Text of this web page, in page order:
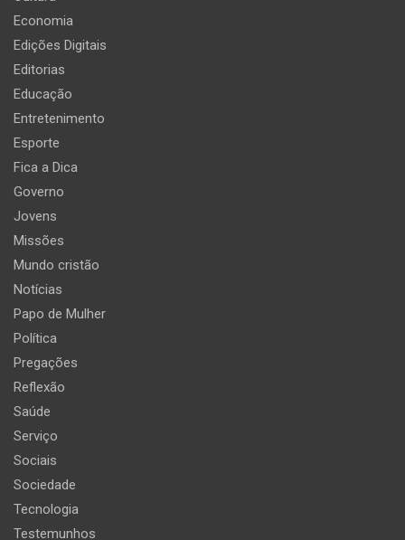
Economia
Edições Digitais
Editorias
Educação
Entretenimento
Esporte
Fica a Dica
Governo
Jovens
Missões
Mundo cristão
Notícias
Papo de Mulher
Política
Pregações
Reflexão
Saúde
Serviço
Sociais
Sociedade
Tecnologia
Testemunhos